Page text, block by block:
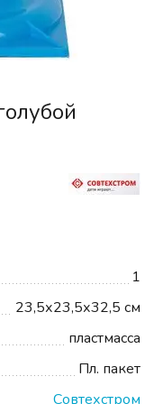
1
23,5х23,5х32,5 см
пластмасса
Пл. пакет
Совтехстром